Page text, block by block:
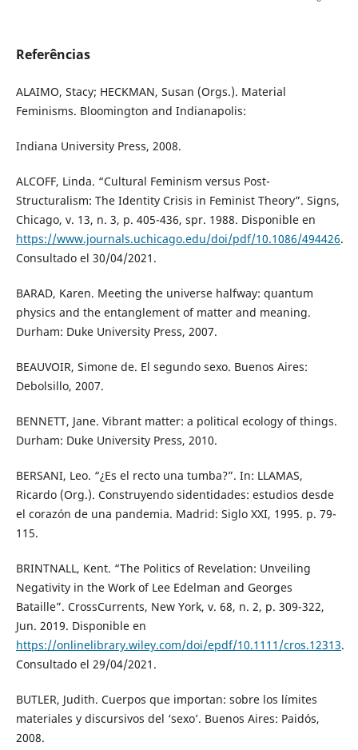
Referências
ALAIMO, Stacy; HECKMAN, Susan (Orgs.). Material
Feminisms. Bloomington and Indianapolis:
Indiana University Press, 2008.
ALCOFF, Linda. “Cultural Feminism versus Post-
Structuralism: The Identity Crisis in Feminist Theory”. Signs,
Chicago, v. 13, n. 3, p. 405-436, spr. 1988. Disponible en
https://www.journals.uchicago.edu/doi/pdf/10.1086/494426.
Consultado el 30/04/2021.
BARAD, Karen. Meeting the universe halfway: quantum
physics and the entanglement of matter and meaning.
Durham: Duke University Press, 2007.
BEAUVOIR, Simone de. El segundo sexo. Buenos Aires:
Debolsillo, 2007.
BENNETT, Jane. Vibrant matter: a political ecology of things.
Durham: Duke University Press, 2010.
BERSANI, Leo. “¿Es el recto una tumba?”. In: LLAMAS,
Ricardo (Org.). Construyendo sidentidades: estudios desde
el corazón de una pandemia. Madrid: Siglo XXI, 1995. p. 79-
115.
BRINTNALL, Kent. “The Politics of Revelation: Unveiling
Negativity in the Work of Lee Edelman and Georges
Bataille”. CrossCurrents, New York, v. 68, n. 2, p. 309-322,
Jun. 2019. Disponible en
https://onlinelibrary.wiley.com/doi/epdf/10.1111/cros.12313.
Consultado el 29/04/2021.
BUTLER, Judith. Cuerpos que importan: sobre los límites
materiales y discursivos del ‘sexo’. Buenos Aires: Paidós,
2008.